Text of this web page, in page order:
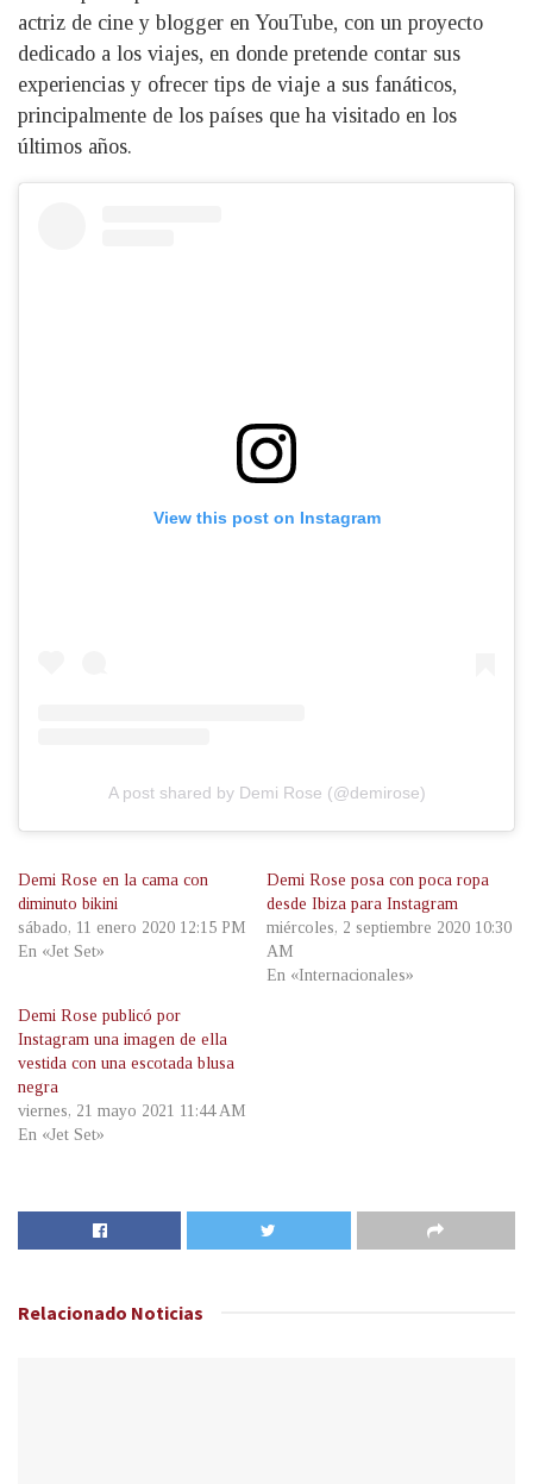
actriz de cine y blogger en YouTube, con un proyecto
dedicado a los viajes, en donde pretende contar sus
experiencias y ofrecer tips de viaje a sus fanáticos,
principalmente de los países que ha visitado en los
últimos años.
View this post on Instagram
A post shared by Demi Rose (@demirose)
Demi Rose en la cama con
diminuto bikini
sábado, 11 enero 2020 12:15 PM
En «Jet Set»
Demi Rose posa con poca ropa
desde Ibiza para Instagram
miércoles, 2 septiembre 2020 10:30
AM
En «Internacionales»
Demi Rose publicó por
Instagram una imagen de ella
vestida con una escotada blusa
negra
viernes, 21 mayo 2021 11:44 AM
En «Jet Set»
Relacionado Noticias